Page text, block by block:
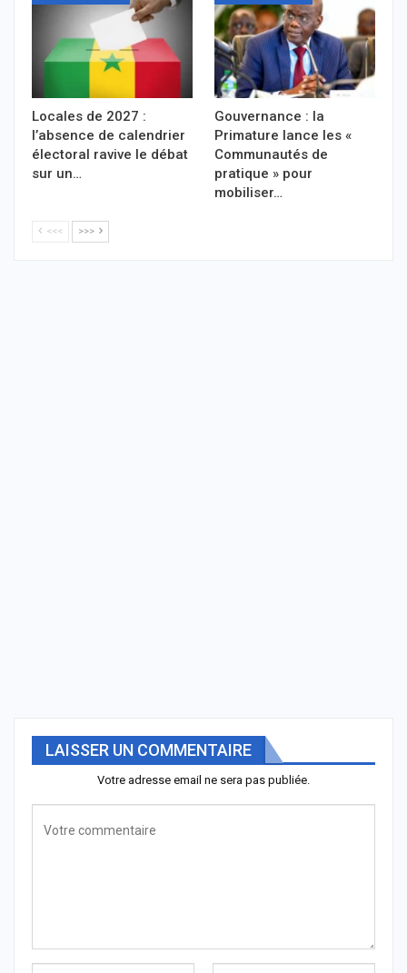
Locales de 2027 :
l’absence de calendrier
électoral ravive le débat
sur un…
Gouvernance : la
Primature lance les «
Communautés de
pratique » pour
mobiliser…
<<< >>>
LAISSER UN COMMENTAIRE
Votre adresse email ne sera pas publiée.